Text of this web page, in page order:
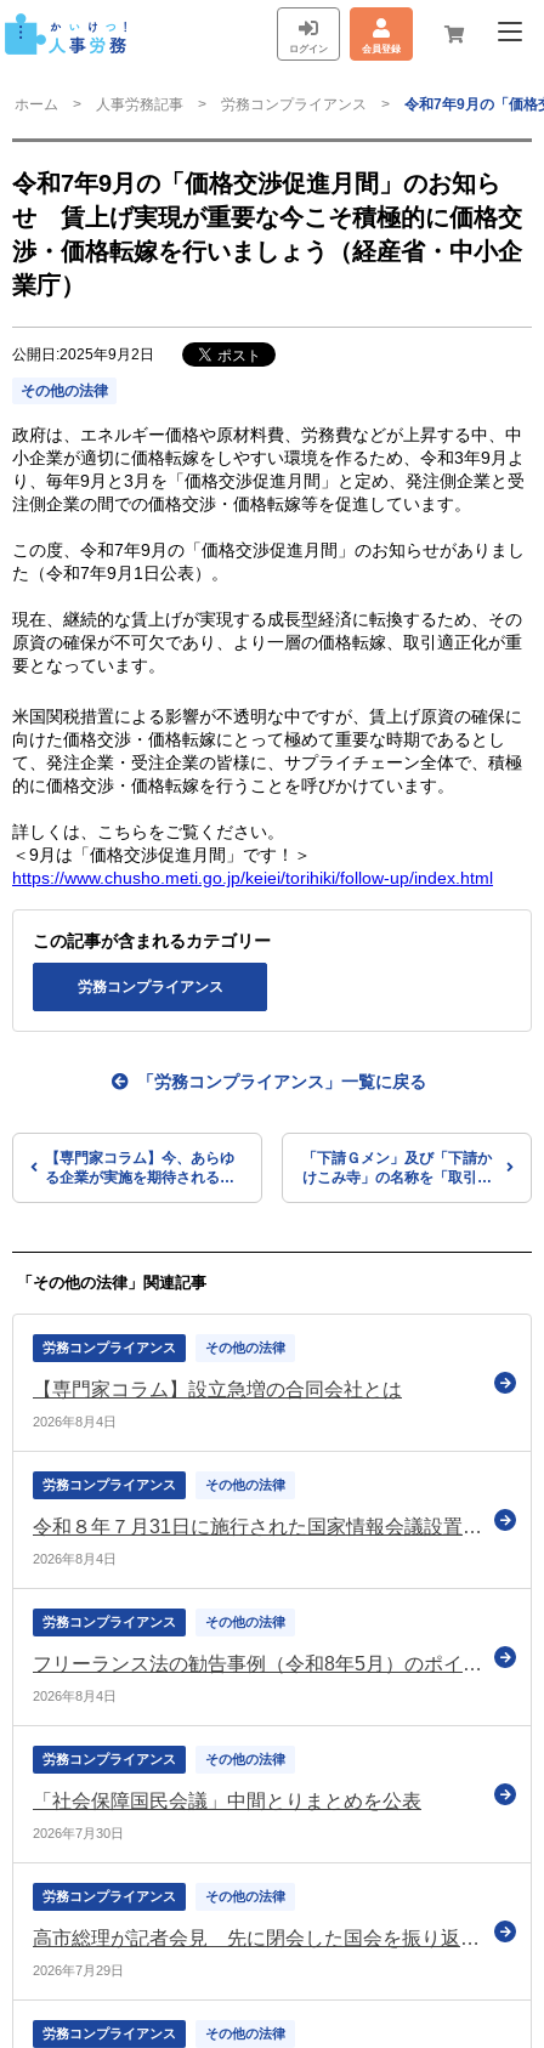
ログイン 会員登録
ホーム 人事労務記事 労務コンプライアンス 令和7年9月の「価
令和7年9月の「価格交渉促進月間」のお知ら
せ 賃上げ実現が重要な今こそ積極的に価格交
渉・価格転嫁を行いましょう（経産省・中小企
業庁）
公開日:2025年9月2日
その他の法律
政府は、エネルギー価格や原材料費、労務費などが上昇する中、中
小企業が適切に価格転嫁をしやすい環境を作るため、令和3年9月よ
り、毎年9月と3月を「価格交渉促進月間」と定め、発注側企業と受
注側企業の間での価格交渉・価格転嫁等を促進しています。
この度、令和7年9月の「価格交渉促進月間」のお知らせがありまし
た（令和7年9月1日公表）。
現在、継続的な賃上げが実現する成長型経済に転換するため、その
原資の確保が不可欠であり、より一層の価格転嫁、取引適正化が重
要となっています。
米国関税措置による影響が不透明な中ですが、賃上げ原資の確保に
向けた価格交渉・価格転嫁にとって極めて重要な時期であるとし
て、発注企業・受注企業の皆様に、サプライチェーン全体で、積極
的に価格交渉・価格転嫁を行うことを呼びかけています。
詳しくは、こちらをご覧ください。
＜9月は「価格交渉促進月間」です！＞
https://www.chusho.meti.go.jp/keiei/torihiki/follow-up/index.html
この記事が含まれるカテゴリー
労務コンプライアンス
【専門家コラム】今、あらゆ
る企業が実施を期待される
「労務コンプライアンス」一覧に戻る
「下請Ｇメン」及び「下請か
けこみ寺」の名称を「取引Ｇ
「その他の法律」関連記事
労務コンプライアンス その他の法律
【専門家コラム】設立急増の合同会社とは
2026年8月4日
労務コンプライアンス その他の法律
令和８年７月31日に施行された国家情報会議設置法に基づき「国家情報局」を設置
2026年8月4日
労務コンプライアンス その他の法律
フリーランス法の勧告事例（令和8年5月）のポイント解説②を公表（公正取引委員会）
2026年8月4日
労務コンプライアンス その他の法律
「社会保障国民会議」中間とりまとめを公表
2026年7月30日
労務コンプライアンス その他の法律
高市総理が記者会見 先に閉会した国会を振り返るとともに今後の政権運営などについて述べる
2026年7月29日
労務コンプライアンス その他の法律